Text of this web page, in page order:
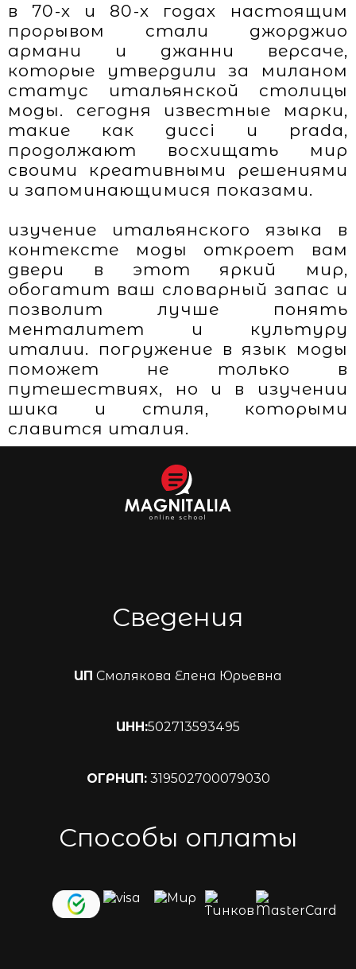
в 70-х и 80-х годах настоящим
прорывом стали джорджио
армани и джанни версаче,
которые утвердили за миланом
статус итальянской столицы
моды. сегодня известные марки,
такие как gucci и prada,
продолжают восхищать мир
своими креативными решениями
и запоминающимися показами.
изучение итальянского языка в
контексте моды откроет вам
двери в этот яркий мир,
обогатит ваш словарный запас и
позволит лучше понять
менталитет и культуру
италии. погружение в язык моды
поможет не только в
путешествиях, но и в изучении
шика и стиля, которыми
славится италия.
Сведения
ИП Смолякова Елена Юрьевна
ИНН:502713593495
ОГРНИП:319502700079030
Способы оплаты